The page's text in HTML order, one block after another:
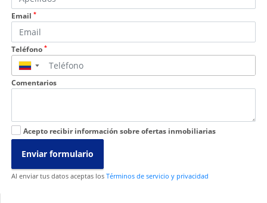
Email *
Teléfono *
▼
Comentarios
Acepto recibir información sobre ofertas inmobiliarias
Enviar formulario
Al enviar tus datos aceptas los Términos de servicio y privacidad